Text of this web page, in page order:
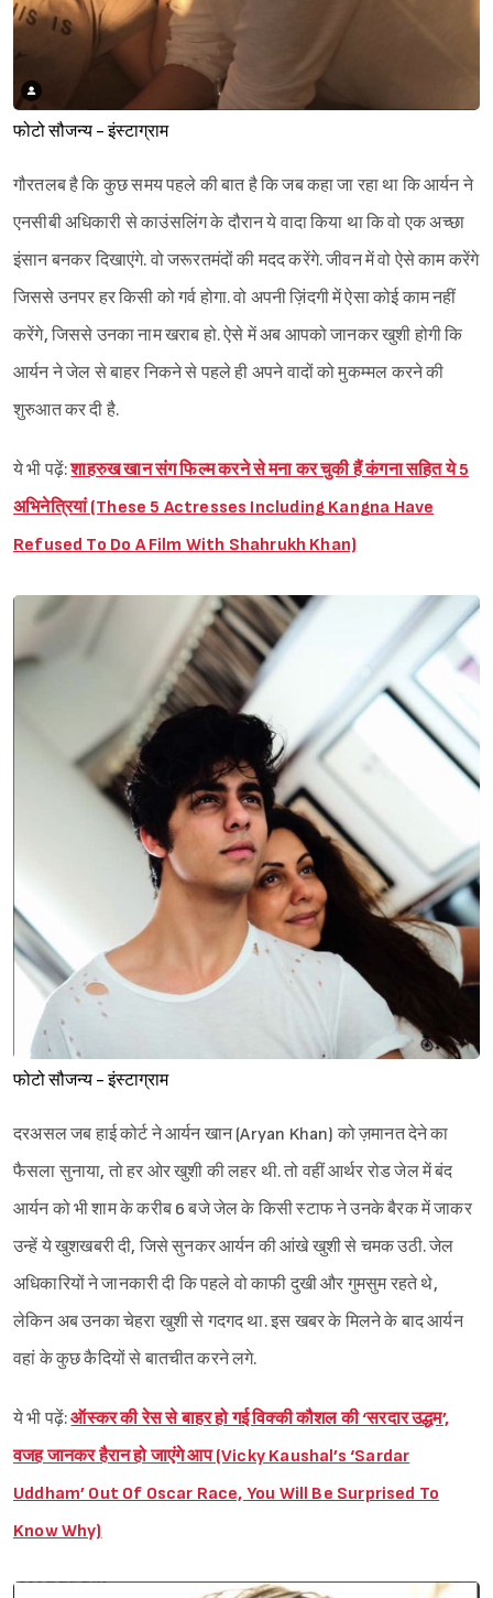
फोटो सौजन्य - इंस्टाग्राम
गौरतलब है कि कुछ समय पहले की बात है कि जब कहा जा रहा था कि आर्यन ने
एनसीबी अधिकारी से काउंसलिंग के दौरान ये वादा किया था कि वो एक अच्छा
इंसान बनकर दिखाएंगे. वो जरूरतमंदों की मदद करेंगे. जीवन में वो ऐसे काम करेंगे
जिससे उनपर हर किसी को गर्व होगा. वो अपनी ज़िंदगी में ऐसा कोई काम नहीं
करेंगे, जिससे उनका नाम खराब हो. ऐसे में अब आपको जानकर खुशी होगी कि
आर्यन ने जेल से बाहर निकने से पहले ही अपने वादों को मुकम्मल करने की
शुरुआत कर दी है.
ये भी पढ़ें:शाहरुख खान संग फिल्म करने से मना कर चुकी हैं कंगना सहित ये 5
अभिनेत्रियां (These 5 Actresses Including Kangna Have
Refused To Do A Film With Shahrukh Khan)
फोटो सौजन्य - इंस्टाग्राम
दरअसल जब हाई कोर्ट ने आर्यन खान (Aryan Khan) को ज़मानत देने का
फैसला सुनाया, तो हर ओर खुशी की लहर थी. तो वहीं आर्थर रोड जेल में बंद
आर्यन को भी शाम के करीब 6 बजे जेल के किसी स्टाफ ने उनके बैरक में जाकर
उन्हें ये खुशखबरी दी, जिसे सुनकर आर्यन की आंखे खुशी से चमक उठी. जेल
अधिकारियों ने जानकारी दी कि पहले वो काफी दुखी और गुमसुम रहते थे,
लेकिन अब उनका चेहरा खुशी से गदगद था. इस खबर के मिलने के बाद आर्यन
वहां के कुछ कैदियों से बातचीत करने लगे.
ये भी पढ़ें:ऑस्कर की रेस से बाहर हो गई विक्की कौशल की ‘सरदार उद्धम’,
वजह जानकर हैरान हो जाएंगे आप (Vicky Kaushal’s ‘Sardar
Uddham’ Out Of Oscar Race, You Will Be Surprised To
Know Why)